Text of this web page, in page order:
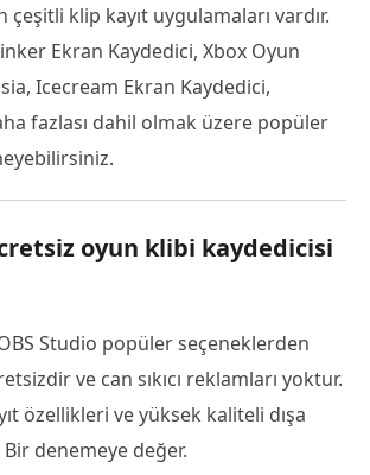
çeşitli klip kayıt uygulamaları vardır.
Ekran Kaydedici, Xbox Oyun
Icecream Ekran Kaydedici,
fazlası dahil olmak üzere popüler
oyun klibi kaydedicisi
Studio popüler seçeneklerden
ve can sıkıcı reklamları yoktur.
özellikleri ve yüksek kaliteli dışa
denemeye değer.